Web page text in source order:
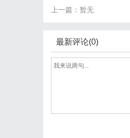
上一篇：暂无
最新评论(0)